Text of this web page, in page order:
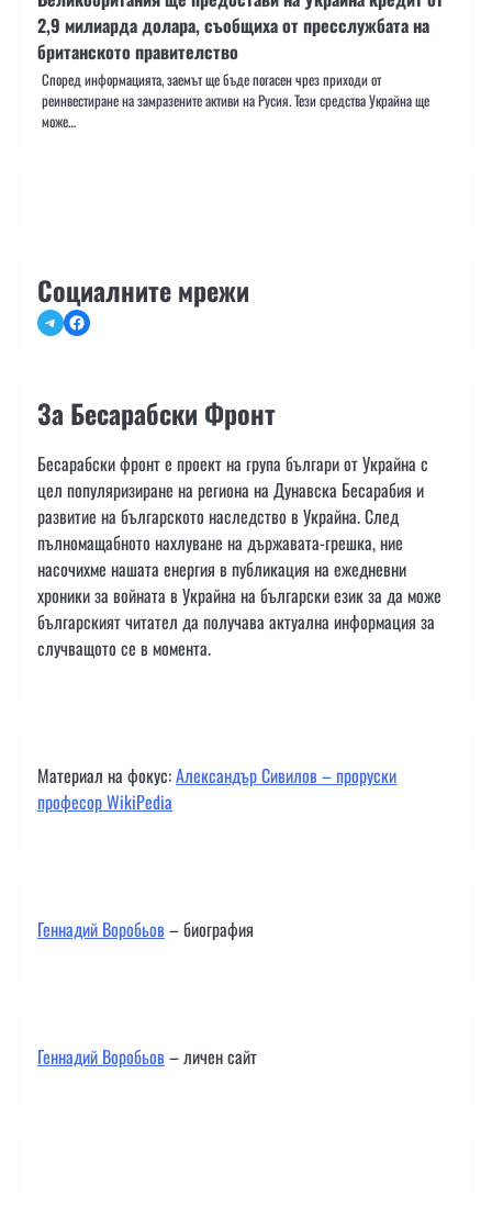
2,9 милиарда долара, съобщиха от пресслужбата на
британското правителство
Според информацията, заемът ще бъде погасен чрез приходи от
реинвестиране на замразените активи на Русия. Тези средства Украйна ще
може…
Социалните мрежи
TelegramFacebook
За Бесарабски Фронт
Бесарабски фронт е проект на група българи от Украйна с
цел популяризиране на региона на Дунавска Бесарабия и
развитие на българското наследство в Украйна. След
пълномащабното нахлуване на държавата-грешка, ние
насочихме нашата енергия в публикация на ежедневни
хроники за войната в Украйна на български език за да може
българският читател да получава актуална информация за
случващото се в момента.
Материал на фокус:Александър Сивилов – проруски
професор WikiPedia
Геннадий Воробьов– биография
Геннадий Воробьов– личен сайт